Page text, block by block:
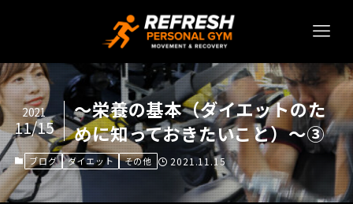
～栄養の基本（ダイエットのた
めに知っておきたいこと）～③
2021
11/15
ブログ ダイエット その他 2021.11.15